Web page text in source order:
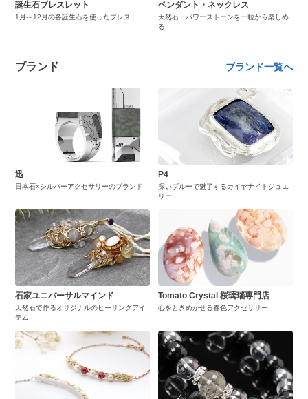
誕生石ブレスレット
1月～12月の各誕生石を使ったブレス
ペンダント・ネックレス
天然石・パワーストーンを一粒から楽しめ
る
ブランド ブランド一覧へ
迅
日本石×シルバーアクセサリーのブランド
P4
深いブルーで魅了するカイヤナイトジュエ
リー
石家ユニバーサルマインド
天然石で作るオリジナルのヒーリングアイ
テム
Tomato Crystal 桜瑪瑙専門店
心をときめかせる春色アクセサリー